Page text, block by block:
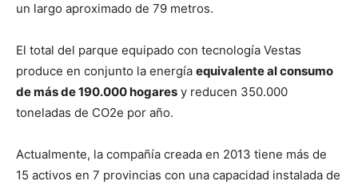
un largo aproximado de 79 metros.
El total del parque equipado con tecnología Vestas
produce en conjunto la energía equivalente al consumo
de más de 190.000 hogares y reducen 350.000
toneladas de CO2e por año.
Actualmente, la compañía creada en 2013 tiene más de
15 activos en 7 provincias con una capacidad instalada de